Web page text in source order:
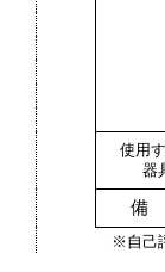
使用
器
※自己評